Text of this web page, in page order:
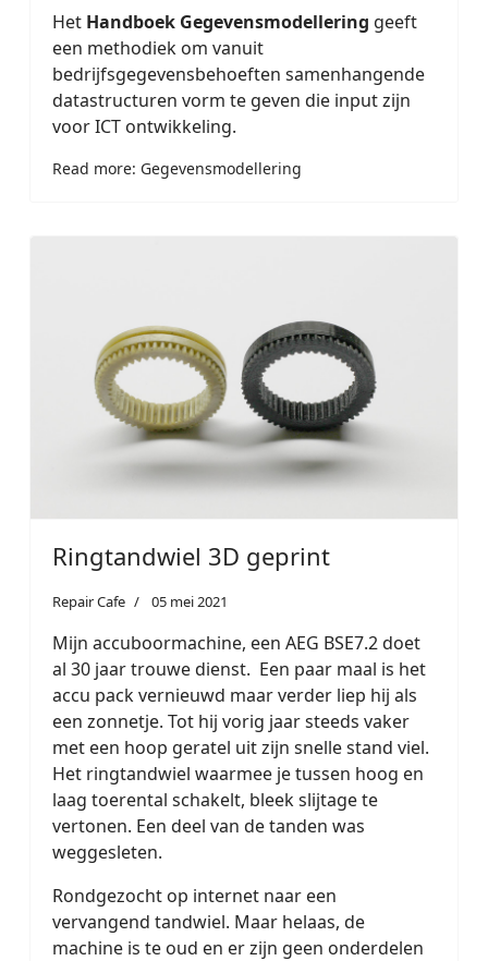
Het Handboek Gegevensmodellering geeft
een methodiek om vanuit
bedrijfsgegevensbehoeften samenhangende
datastructuren vorm te geven die input zijn
voor ICT ontwikkeling.
Read more: Gegevensmodellering
Ringtandwiel 3D geprint
Repair Cafe 05 mei 2021
Mijn accuboormachine, een AEG BSE7.2 doet
al 30 jaar trouwe dienst. Een paar maal is het
accu pack vernieuwd maar verder liep hij als
een zonnetje. Tot hij vorig jaar steeds vaker
met een hoop geratel uit zijn snelle stand viel.
Het ringtandwiel waarmee je tussen hoog en
laag toerental schakelt, bleek slijtage te
vertonen. Een deel van de tanden was
weggesleten.
Rondgezocht op internet naar een
vervangend tandwiel. Maar helaas, de
machine is te oud en er zijn geen onderdelen